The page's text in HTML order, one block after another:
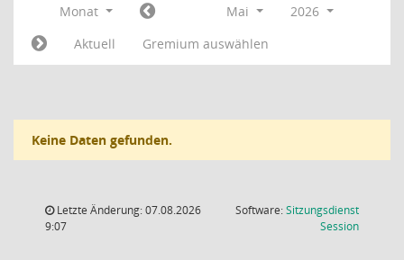
Monat Mai
2026
Aktuell
Gremium auswählen
Keine Daten gefunden.
Letzte Änderung: 07.08.2026
9:07
Software:Sitzungsdienst
Session(Wird in